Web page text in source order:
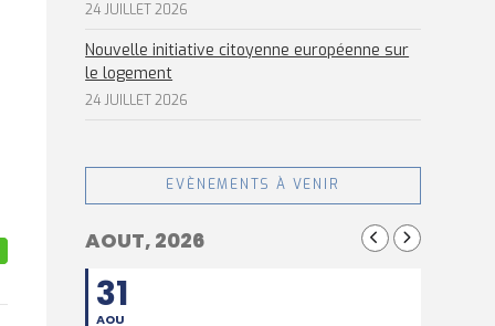
24 JUILLET 2026
Nouvelle initiative citoyenne européenne sur
le logement
24 JUILLET 2026
EVÈNEMENTS À VENIR
AOUT, 2026
31
AOU